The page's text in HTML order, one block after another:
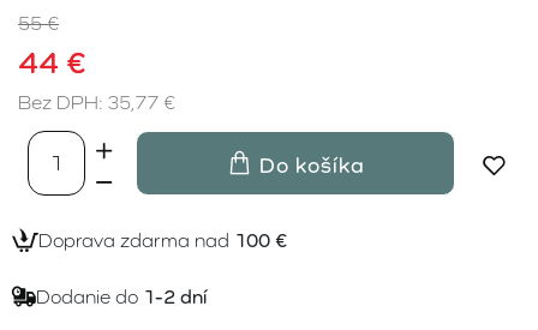
44 €
55 €
Bez DPH: 35,77 €
Do košíka
Doprava zdarma nad 100 €
Dodanie do 1-2 dní